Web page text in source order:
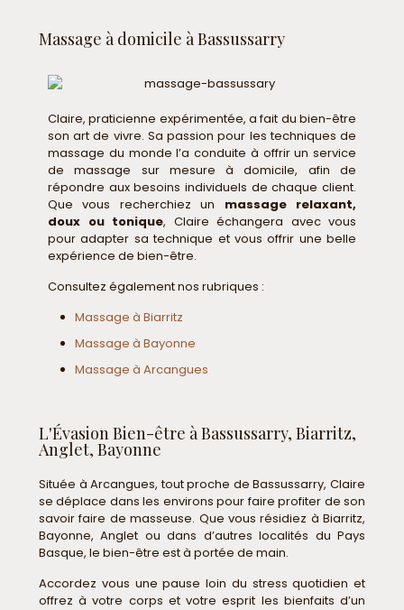
Massage à domicile à Bassussarry
Claire, praticienne expérimentée, a fait du bien-être
son art de vivre. Sa passion pour les techniques de
massage du monde l’a conduite à offrir un service
de massage sur mesure à domicile, afin de
répondre aux besoins individuels de chaque client.
Que vous recherchiez un massage relaxant,
doux ou tonique, Claire échangera avec vous
pour adapter sa technique et vous offrir une belle
expérience de bien-être.
Consultez également nos rubriques :
Massage à Biarritz
Massage à Bayonne
Massage à Arcangues
L'Évasion Bien-être à Bassussarry, Biarritz,
Anglet, Bayonne
Située à Arcangues, tout proche de Bassussarry, Claire
se déplace dans les environs pour faire profiter de son
savoir faire de masseuse. Que vous résidiez à Biarritz,
Bayonne, Anglet ou dans d’autres localités du Pays
Basque, le bien-être est à portée de main.
Accordez vous une pause loin du stress quotidien et
offrez à votre corps et votre esprit les bienfaits d’un